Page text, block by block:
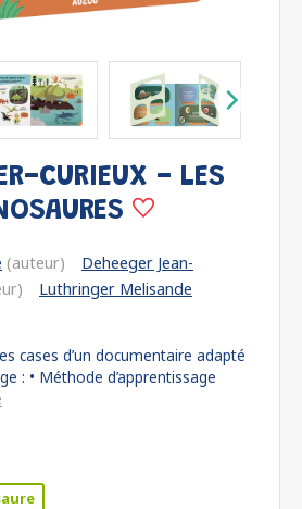
CURIEUX - LES
(auteur)
Deheeger Jean-
Luthringer Melisande
cases d’un documentaire adapté
: • Méthode d’apprentissage